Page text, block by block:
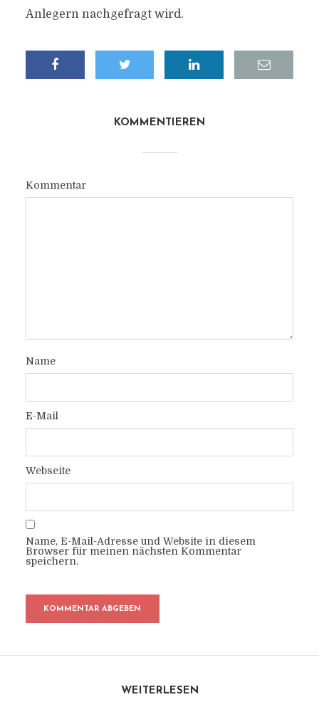
Anlegern nachgefragt wird.
KOMMENTIEREN
Kommentar
Name
E-Mail
Webseite
Name, E-Mail-Adresse und Website in diesem
Browser für meinen nächsten Kommentar
speichern.
WEITERLESEN